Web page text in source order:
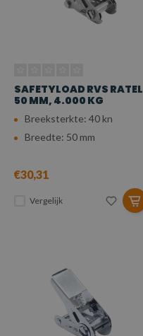
SAFETYLOAD RVS RATEL
50 MM, 4.000 KG
Breeksterkte: 40 kn
Breedte: 50 mm
€30,31
Vergelijk